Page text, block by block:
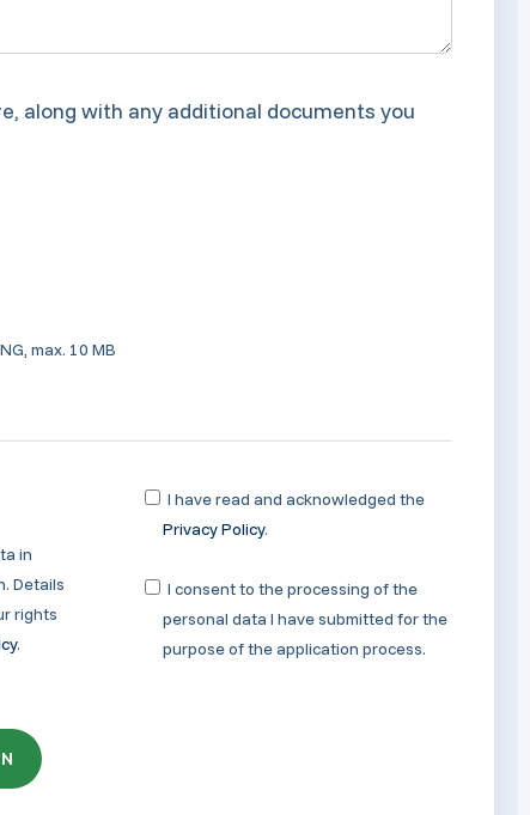
along with any additional documents you
max. 10 MB
in
Details
rights
.
I have read and acknowledged the
Privacy Policy.
I consent to the processing of the
personal data I have submitted for the
purpose of the application process.